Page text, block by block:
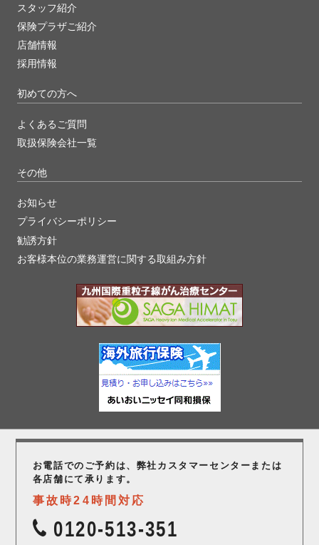
スタッフ紹介
保険プラザご紹介
店舗情報
採用情報
初めての方へ
よくあるご質問
取扱保険会社一覧
その他
お知らせ
プライバシーポリシー
勧誘方針
お客様本位の業務運営に関する取組み方針
お電話でのご予約は、弊社カスタマーセンター または
各店舗にて承ります。
事故時24時間対応
0120-513-351